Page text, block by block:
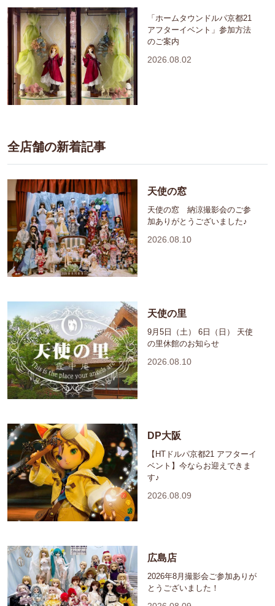
「ホームタウンドルパ京都21
アフターイベント」参加方法
のご案内
2026.08.02
全店舗の新着記事
天使の窓
天使の窓 納涼撮影会のご参
加ありがとうございました♪
2026.08.10
天使の里
9月5日（土） 6日（日） 天使
の里休館のお知らせ
2026.08.10
DP大阪
【HTドルパ京都21 アフターイ
ベント】今ならお迎えできま
す♪
2026.08.09
広島店
2026年8月撮影会ご参加ありが
とうございました！